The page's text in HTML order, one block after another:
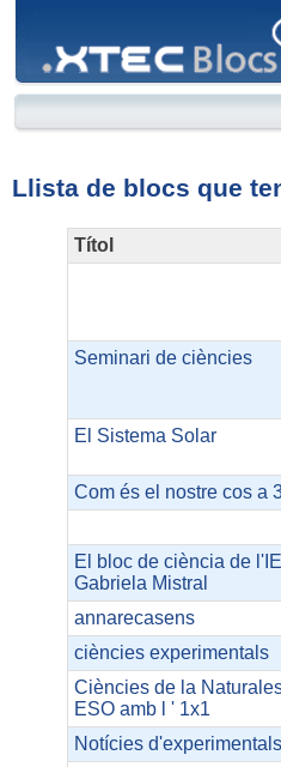
Llista de blocs que
Títol
Seminari de ciències
El Sistema Solar
Com és el nostre cos a
El bloc de ciència de
Gabriela Mistral
annarecasens
ciències experimentals
Ciències de la
ESO amb l ' 1x1
Notícies d'experimentals